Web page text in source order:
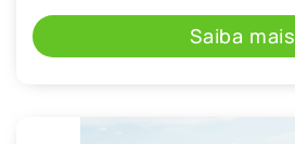
Saiba mais